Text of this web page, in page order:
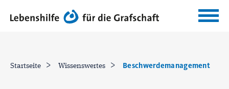
Startseite Wissenswertes Beschwerdemanagement